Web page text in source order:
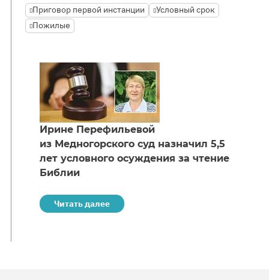
Приговор первой инстанции
Условный срок
Пожилые
Ирине Перефильевой
из Медногорского суд назначил 5,5
лет условного осуждения за чтение
Библии
Читать далее